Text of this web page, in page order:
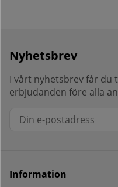
Nyhetsbrev
I vårt nyhetsbrev får du
erbjudanden före alla
Information